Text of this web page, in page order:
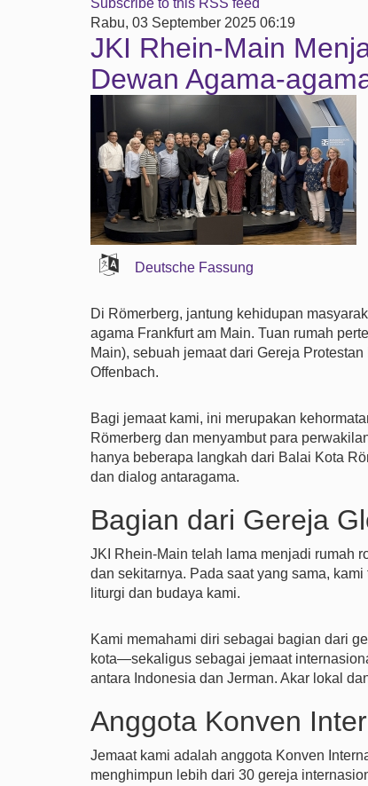
Subscribe to this RSS feed
Rabu, 03 September 2025 06:19
JKI Rhein-Main
Dewan Agama-
Deutsche Fassung
Di Römerberg, jantung kehidupan
agama Frankfurt am Main. Tuan rumah
Main), sebuah jemaat dari Gereja
Offenbach.
Bagi jemaat kami, ini merupakan
Römerberg dan menyambut para
hanya beberapa langkah dari Balai Kota
dan dialog antaragama.
Bagian dari Gereja
JKI Rhein-Main telah lama menjadi rumah
dan sekitarnya. Pada saat yang sama,
liturgi dan budaya kami.
Kami memahami diri sebagai bagian dari
kota—sekaligus sebagai jemaat
antara Indonesia dan Jerman. Akar lokal
Anggota Konven
Jemaat kami adalah anggota Konven
menghimpun lebih dari 30 gereja